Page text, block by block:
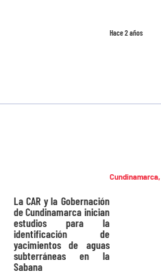
Hace 2 años
Cundinamarca,
La CAR y la Gobernación
de Cundinamarca inician
estudios para la
identificación de
yacimientos de aguas
subterráneas en la
Sabana